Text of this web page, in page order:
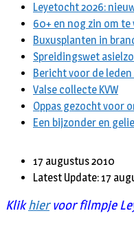
Leyetocht 2026:
60+ en nog zin om te
Buxusplanten in
Spreidingswet
Bericht voor de
Valse collecte KVW
Oppas gezocht voor
Een bijzonder en
17 augustus 2010
Latest Update: 17
Klikhiervoor filmpje